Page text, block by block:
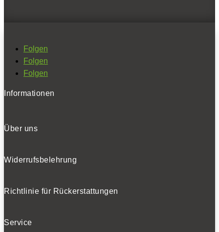
Folgen
Folgen
Folgen
Informationen
Über uns
Widerrufsbelehrung
Richtlinie für Rückerstattungen
Service